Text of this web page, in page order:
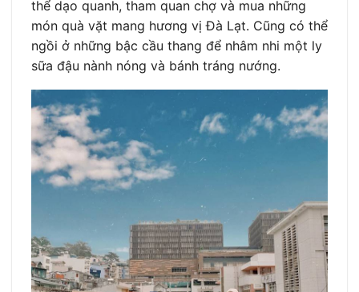
thể dạo quanh, tham quan chợ và mua những
món quà vặt mang hương vị Đà Lạt. Cũng có thể
ngồi ở những bậc cầu thang để nhâm nhi một ly
sữa đậu nành nóng và bánh tráng nướng.